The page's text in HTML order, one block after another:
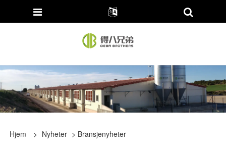
Hjem > Nyheter > Bransjenyheter